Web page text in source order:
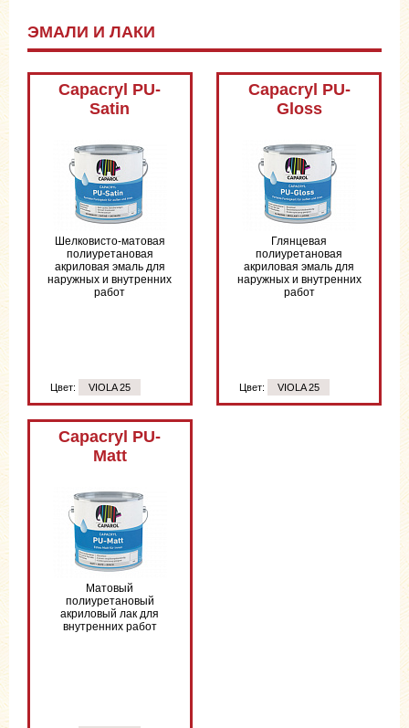
ЭМАЛИ И ЛАКИ
Capacryl PU-
Satin
Шелковисто-матовая
полиуретановая
акриловая эмаль для
наружных и внутренних
работ
Цвет: VIOLA 25
Capacryl PU-
Gloss
Глянцевая
полиуретановая
акриловая эмаль для
наружных и внутренних
работ
Цвет: VIOLA 25
Capacryl PU-
Matt
Матовый
полиуретановый
акриловый лак для
внутренних работ
Цвет: VIOLA 25